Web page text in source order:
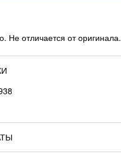
Не отличается от оригинала.